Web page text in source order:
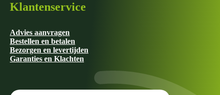
Klantenservice
Advies aanvragen
Bestellen en betalen
Bezorgen en levertijden
Garanties en Klachten